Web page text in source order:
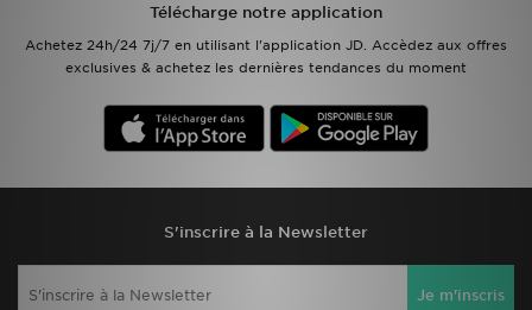
Télécharge notre application
Achetez 24h/24 7j/7 en utilisant l'application JD. Accèdez aux offres
exclusives & achetez les dernières tendances du moment
S'inscrire à la Newsletter
Je m'inscris
Service client
Nos Magasins
Télécharge l'Appli